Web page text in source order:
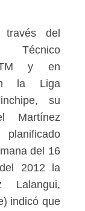
del
Técnico
y en
la Liga
su
Martínez
planificado
del 16
2012 la
Lalangui,
indicó que